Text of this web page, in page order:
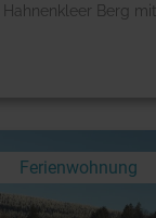
Berg
Ferienwohnung